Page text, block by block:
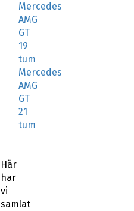
Mercedes
AMG
GT
19
tum
Mercedes
AMG
GT
21
tum
Här
har
vi
samlat